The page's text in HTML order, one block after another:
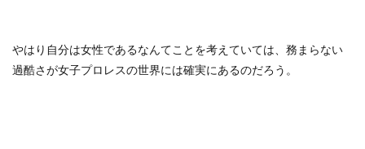
やはり自分は女性であるなんてことを考えていては、務まらない
過酷さが女子プロレスの世界には確実にあるのだろう。